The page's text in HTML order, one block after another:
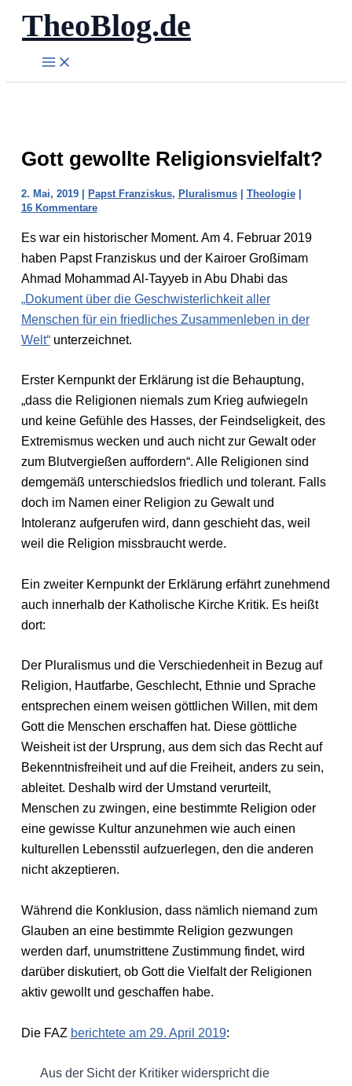
Zum
Inhalt
springen
TheoBlog.de
Gott gewollte Religionsvielfalt?
2. Mai, 2019 | Papst Franziskus, Pluralismus| Theologie|
16 Kommentare
Es war ein historischer Moment. Am 4. Februar 2019
haben Papst Franziskus und der Kairoer Großimam
Ahmad Mohammad Al-Tayyeb in Abu Dhabi das
„Dokument über die Geschwisterlichkeit aller
Menschen für ein friedliches Zusammenleben in der
Welt“unterzeichnet.
Erster Kernpunkt der Erklärung ist die Behauptung,
„dass die Religionen niemals zum Krieg aufwiegeln
und keine Gefühle des Hasses, der Feindseligkeit, des
Extremismus wecken und auch nicht zur Gewalt oder
zum Blutvergießen auffordern“. Alle Religionen sind
demgemäß unterschiedslos friedlich und tolerant. Falls
doch im Namen einer Religion zu Gewalt und
Intoleranz aufgerufen wird, dann geschieht das, weil
weil die Religion missbraucht werde.
Ein zweiter Kernpunkt der Erklärung erfährt zunehmend
auch innerhalb der Katholische Kirche Kritik. Es heißt
dort:
Der Pluralismus und die Verschiedenheit in Bezug auf
Religion, Hautfarbe, Geschlecht, Ethnie und Sprache
entsprechen einem weisen göttlichen Willen, mit dem
Gott die Menschen erschaffen hat. Diese göttliche
Weisheit ist der Ursprung, aus dem sich das Recht auf
Bekenntnisfreiheit und auf die Freiheit, anders zu sein,
ableitet. Deshalb wird der Umstand verurteilt,
Menschen zu zwingen, eine bestimmte Religion oder
eine gewisse Kultur anzunehmen wie auch einen
kulturellen Lebensstil aufzuerlegen, den die anderen
nicht akzeptieren.
Während die Konklusion, dass nämlich niemand zum
Glauben an eine bestimmte Religion gezwungen
werden darf, unumstrittene Zustimmung findet, wird
darüber diskutiert, ob Gott die Vielfalt der Religionen
aktiv gewollt und geschaffen habe.
Die FAZ berichtete am 29. April 2019:
Aus der Sicht der Kritiker widerspricht die